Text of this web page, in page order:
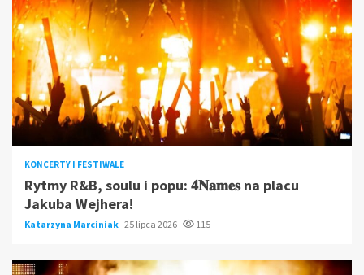
KONCERTY I FESTIWALE
Rytmy R&B, soulu i popu: 𝟒𝐍𝐚𝐦𝐞𝐬 na placu
Jakuba Wejhera!
Katarzyna Marciniak 25 lipca 2026 115